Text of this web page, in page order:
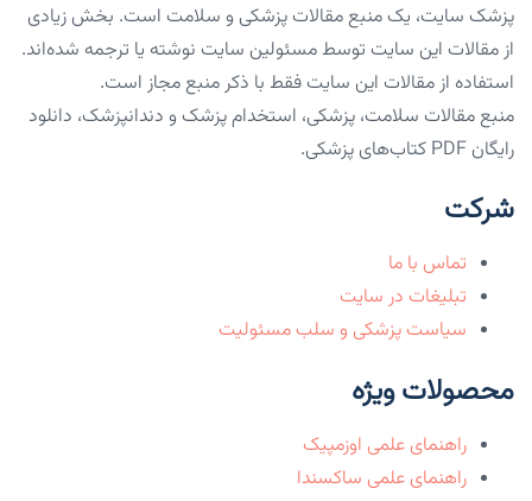
پزشک سایت، یک منبع مقالات پزشکی و سلامت است. بخش زیادی
از مقالات این سایت توسط مسئولین سایت نوشته یا ترجمه شده‌اند.
استفاده از مقالات این سایت فقط با ذکر منبع مجاز است.
منبع مقالات سلامت، پزشکی، استخدام پزشک و دندانپزشک، دانلود
رایگان PDF کتاب‌های پزشکی.
شرکت
تماس با ما
تبلیغات در سایت
سیاست پزشکی و سلب مسئولیت
محصولات ویژه
راهنمای علمی اوزمپیک
راهنمای علمی ساکسندا